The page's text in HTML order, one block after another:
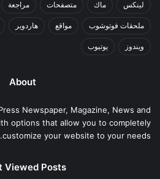
لينكس ماك متصفحات مراجعة
ملحقات فوتوشوب مواقع هاردوير
ويندوز يوتيوب
About
Newspaper, Magazine, News and
options that allow you to completely
customize your website to your needs.
Viewed Posts